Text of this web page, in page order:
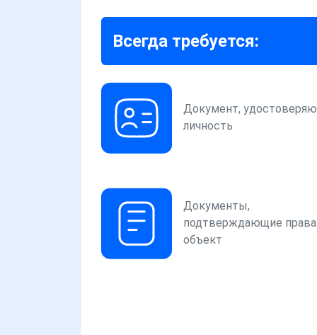
Всегда требуется:
Документ,
личность
Документы,
подтверждающие права
объект